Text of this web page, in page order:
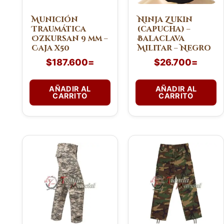
Munición
Traumática
Ozkursan 9 mm –
Caja x50
$187.600=
AÑADIR AL
CARRITO
Ninja Zukin
(capucha) –
Balaclava
Militar – Negro
$26.700=
AÑADIR AL
CARRITO
producto
múltiples
variantes.
opciones
producto
múltiples
variantes.
opciones